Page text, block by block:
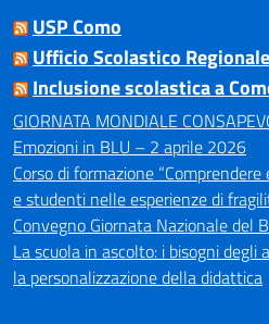
USP Como
Ufficio Scolastico Regionale
Inclusione scolastica a
GIORNATA MONDIALE
Emozioni in BLU – 2 aprile 2026
Corso di formazione
e studenti nelle esperienze di
Convegno Giornata Nazionale del
La scuola in ascolto: i bisogni
la personalizzazione della didattica